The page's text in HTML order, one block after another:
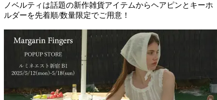
ノベルティは話題の新作雑貨アイテムからヘアピンとキーホ
ルダーを先着順/数量限定でご用意！